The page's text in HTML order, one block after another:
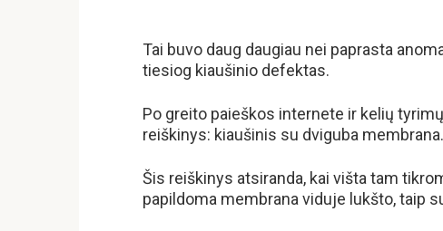
Tai buvo daug daugiau nei paprasta
tiesiog kiaušinio defektas.
Po greito paieškos internete ir kelių
reiškinys: kiaušinis su dviguba membrana.
Šis reiškinys atsiranda, kai višta tam
papildoma membrana viduje lukšto, taip